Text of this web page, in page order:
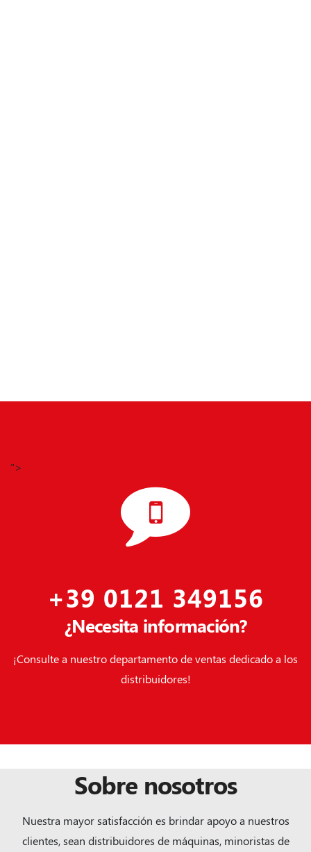
">
+39 0121 349156
¿Necesita información?
¡Consulte a nuestro departamento de ventas dedicado a los
distribuidores!
Sobre nosotros
Nuestra mayor satisfacción es brindar apoyo a nuestros
clientes, sean distribuidores de máquinas, minoristas de